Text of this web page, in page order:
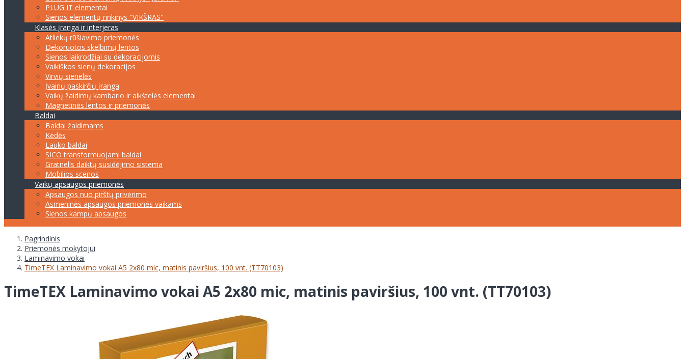
PLUG IT elementai
Sienos elementų rinkinys "VIKŠRAS"
Klasės įranga ir interjeras
Atliekų rūšiavimo priemonės
Dekoruotos skelbimų lentos
Sienos laikrodžiai su dekoracijomis
Vaikiškos sienų dekoracijos
Virvių sienelės
Įvairių paskirčių įranga
Vaikų žaidimų kambario ir aikštelės elementai
Magnetinės lentos ir priemonės
Baldai
Baldai žaidimams
Kėdės
Lauko baldai
SICO transformuojami baldai
Gratnells daiktų susidėjimo sistema
Mobilios scenos
Vaikų apsaugos priemonės
Apsaugos nuo pirštų privėrimo
Asmeninės apsaugos priemonės vaikams
Sienos kampų apsaugos
Pagrindinis
Priemonės mokytojui
Laminavimo vokai
TimeTEX Laminavimo vokai A5 2x80 mic, matinis paviršius, 100 vnt. (TT70103)
TimeTEX Laminavimo vokai A5 2x80 mic, matinis paviršius, 100 vnt. (TT70103)